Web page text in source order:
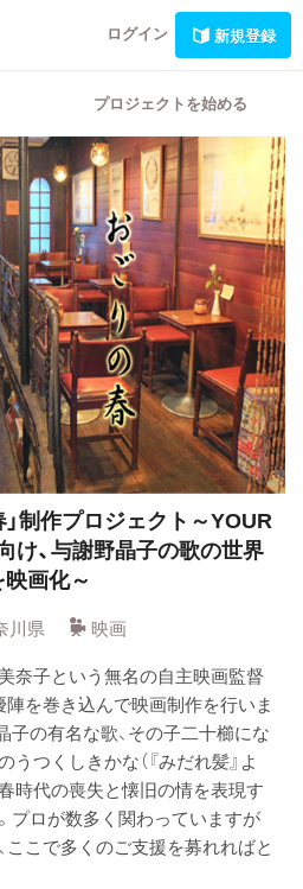
ログイン 新規登録
プロジェクトを始める
制作プロジェクト～YOUR
け、与謝野晶子の歌の世界
映画化～
川県
映画
奈子という無名の自主映画監督
陣を巻き込んで映画制作を行いま
子の有名な歌、その子二十櫛にな
つくしきかな（『みだれ髪』よ
時代の喪失と懐旧の情を表現す
プロが数多く関わっていますが
ここで多くのご支援を募れればと